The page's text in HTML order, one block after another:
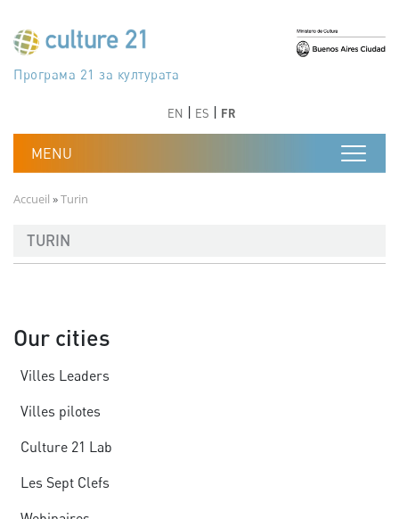
جدول أعمال القرن 21 للثقافة
Програма 21 за културата
Agenda 21 de la cultura
Agjenda 21 për kulturë
Agenda 21 van cultuur
Agenda 21 for culture
Kulturaren Agenda 21
Agenda 21 de la culture
Axenda 21 da cultura
Agenda 21 für Kultur
Agenda 21 della cultura
文化のためのアジェンダ21
دستورکار 21 برای فرهنگ
Agenda 21 dla kultury
Agenda 21 da cultura
Повестка дня 21 для культуры
Agenda 21 za kulturu
Agenda 21 de la cultura
Agenda 21 för kulturen
Kültür için Gündem 21
Порядок денний 21 для культури
EN ES FR
Fil d'Ariane
Accueil Turin
TURIN
Our cities
Villes Leaders
Villes pilotes
Culture 21 Lab
Les Sept Clefs